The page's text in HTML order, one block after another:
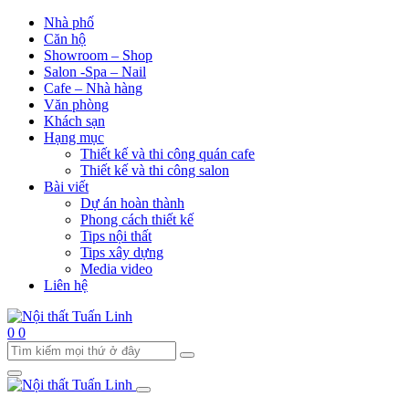
Nhà phố
Căn hộ
Showroom – Shop
Salon -Spa – Nail
Cafe – Nhà hàng
Văn phòng
Khách sạn
Hạng mục
Thiết kế và thi công quán cafe
Thiết kế và thi công salon
Bài viết
Dự án hoàn thành
Phong cách thiết kế
Tips nội thất
Tips xây dựng
Media video
Liên hệ
0 0